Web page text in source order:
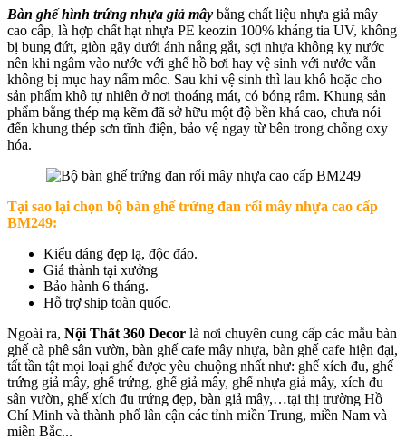
Bàn ghế hình trứng nhựa giả mây bằng chất liệu nhựa giả mây
cao cấp, là hợp chất hạt nhựa PE keozin 100% kháng tia UV, không
bị bung đứt, giòn gãy dưới ánh nắng gắt, sợi nhựa không kỵ nước
nên khi ngâm vào nước với ghế hồ bơi hay vệ sinh với nước vẫn
không bị mục hay nấm mốc. Sau khi vệ sinh thì lau khô hoặc cho
sản phẩm khô tự nhiên ở nơi thoáng mát, có bóng râm. Khung sản
phẩm bằng thép mạ kẽm đã sở hữu một độ bền khá cao, chưa nói
đến khung thép sơn tĩnh điện, bảo vệ ngay từ bên trong chống oxy
hóa.
Tại sao lại chọn bộ bàn ghế trứng đan rối mây nhựa cao cấp
BM249:
Kiểu dáng đẹp lạ, độc đáo.
Giá thành tại xưởng
Bảo hành 6 tháng.
Hỗ trợ ship toàn quốc.
Ngoài ra, Nội Thất 360 Decor là nơi chuyên cung cấp các mẫu bàn
ghế cà phê sân vườn, bàn ghế cafe mây nhựa, bàn ghế cafe hiện đại,
tất tần tật mọi loại ghế được yêu chuộng nhất như: ghế xích đu, ghế
trứng giả mây, ghế trứng, ghế giả mây, ghế nhựa giả mây, xích đu
sân vườn, ghế xích đu trứng đẹp, bàn giả mây,…tại thị trường Hồ
Chí Minh và thành phố lân cận các tỉnh miền Trung, miền Nam và
miền Bắc...